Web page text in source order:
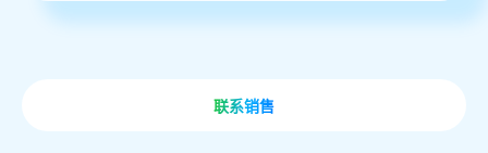
联系销售